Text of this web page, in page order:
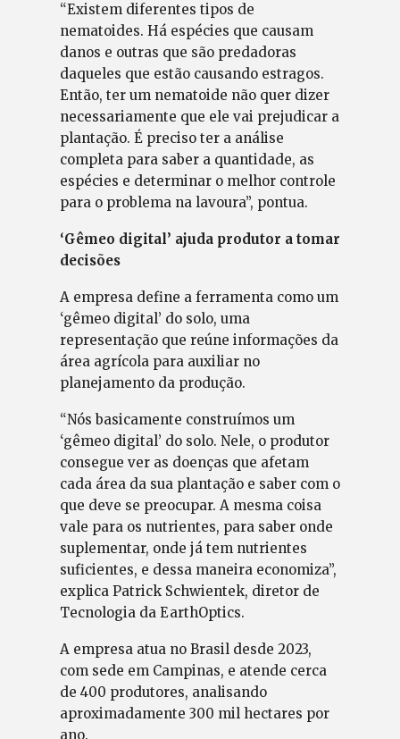
“Existem diferentes tipos de
nematoides. Há espécies que causam
danos e outras que são predadoras
daqueles que estão causando estragos.
Então, ter um nematoide não quer dizer
necessariamente que ele vai prejudicar a
plantação. É preciso ter a análise
completa para saber a quantidade, as
espécies e determinar o melhor controle
para o problema na lavoura”, pontua.
‘Gêmeo digital’ ajuda produtor a tomar
decisões
A empresa define a ferramenta como um
‘gêmeo digital’ do solo, uma
representação que reúne informações da
área agrícola para auxiliar no
planejamento da produção.
“Nós basicamente construímos um
‘gêmeo digital’ do solo. Nele, o produtor
consegue ver as doenças que afetam
cada área da sua plantação e saber com o
que deve se preocupar. A mesma coisa
vale para os nutrientes, para saber onde
suplementar, onde já tem nutrientes
suficientes, e dessa maneira economiza”,
explica Patrick Schwientek, diretor de
Tecnologia da EarthOptics.
A empresa atua no Brasil desde 2023,
com sede em Campinas, e atende cerca
de 400 produtores, analisando
aproximadamente 300 mil hectares por
ano.